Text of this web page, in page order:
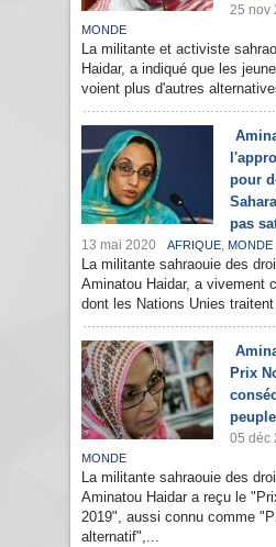
25 nov
MONDE
La militante et activiste
Haidar, a indiqué que les
voient plus d'autres
pour
pas
13 mai 2020 AFRIQUE, MONDE
La militante sahraouie des
Aminatou Haidar, a vivement
dont les Nations Unies
Prix
05 déc
MONDE
La militante sahraouie des
Aminatou Haidar a reçu le
2019", aussi connu comme
alternatif",...